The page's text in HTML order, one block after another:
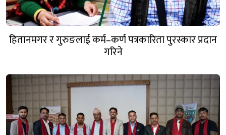
हितानमगर र गुरुङलाई कर्म–कर्ण पत्रकारिता पुरस्कार प्रदान
गरिने